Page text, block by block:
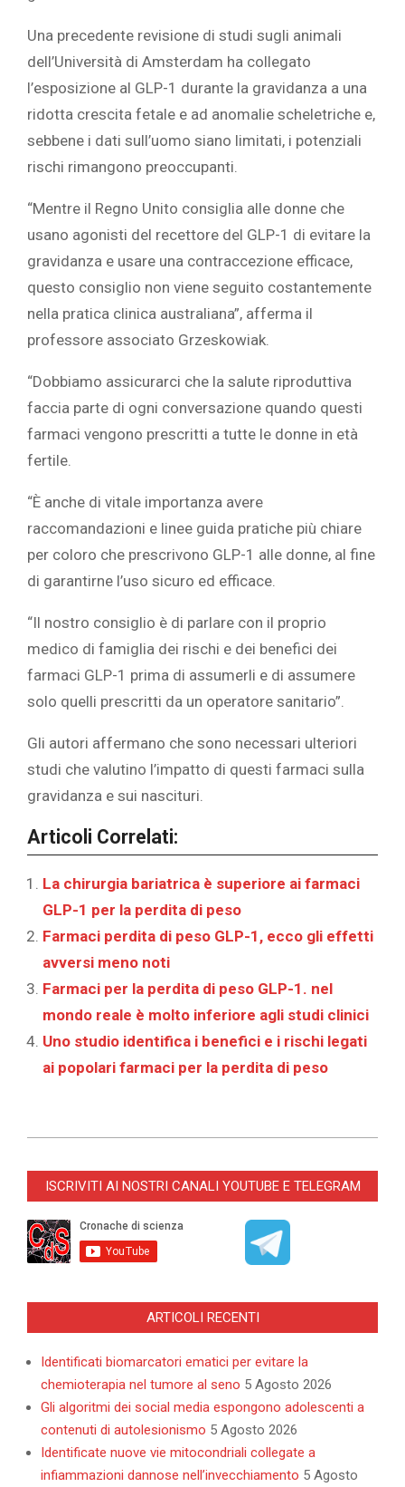
Una precedente revisione di studi sugli animali
dell’Università di Amsterdam ha collegato
l’esposizione al GLP-1 durante la gravidanza a una
ridotta crescita fetale e ad anomalie scheletriche e,
sebbene i dati sull’uomo siano limitati, i potenziali
rischi rimangono preoccupanti.
“Mentre il Regno Unito consiglia alle donne che
usano agonisti del recettore del GLP-1 di evitare la
gravidanza e usare una contraccezione efficace,
questo consiglio non viene seguito costantemente
nella pratica clinica australiana”, afferma il
professore associato Grzeskowiak.
“Dobbiamo assicurarci che la salute riproduttiva
faccia parte di ogni conversazione quando questi
farmaci vengono prescritti a tutte le donne in età
fertile.
“È anche di vitale importanza avere
raccomandazioni e linee guida pratiche più chiare
per coloro che prescrivono GLP-1 alle donne, al fine
di garantirne l’uso sicuro ed efficace.
“Il nostro consiglio è di parlare con il proprio
medico di famiglia dei rischi e dei benefici dei
farmaci GLP-1 prima di assumerli e di assumere
solo quelli prescritti da un operatore sanitario”.
Gli autori affermano che sono necessari ulteriori
studi che valutino l’impatto di questi farmaci sulla
gravidanza e sui nascituri.
Articoli Correlati:
La chirurgia bariatrica è superiore ai farmaci
GLP-1 per la perdita di peso
Farmaci perdita di peso GLP-1, ecco gli effetti
avversi meno noti
Farmaci per la perdita di peso GLP-1. nel
mondo reale è molto inferiore agli studi clinici
Uno studio identifica i benefici e i rischi legati
ai popolari farmaci per la perdita di peso
09-
ISCRIVITI AI NOSTRI CANALI YOUTUBE E TELEGRAM
ARTICOLI RECENTI
Identificati biomarcatori ematici per evitare la
chemioterapia nel tumore al seno 5 Agosto 2026
Gli algoritmi dei social media espongono adolescenti a
contenuti di autolesionismo 5 Agosto 2026
Identificate nuove vie mitocondriali collegate a
infiammazioni dannose nell’invecchiamento 5 Agosto